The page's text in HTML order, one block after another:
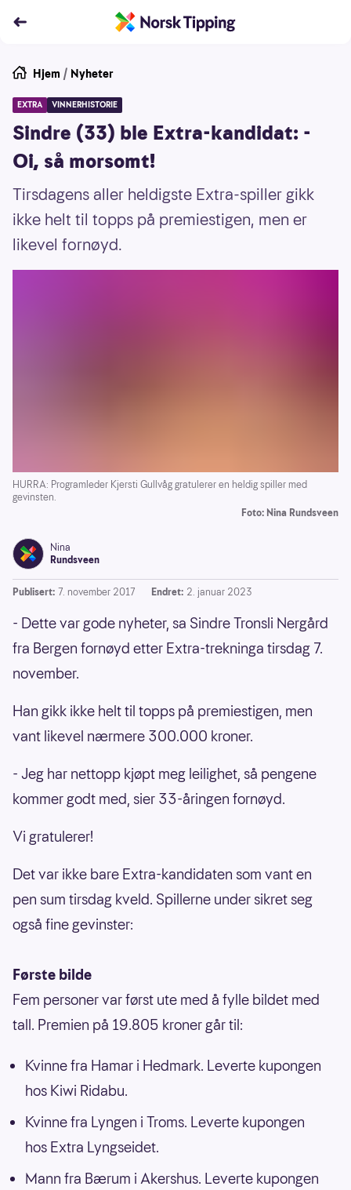
Hjem / Nyheter
EXTRA VINNERHISTORIE
Sindre (33) ble Extra-kandidat: -
Oi, så morsomt!
Tirsdagens aller heldigste Extra-spiller gikk
ikke helt til topps på premiestigen, men er
likevel fornøyd.
HURRA: Programleder Kjersti Gullvåg gratulerer en heldig spiller med
gevinsten.
Foto: Nina Rundsveen
Nina
Rundsveen
Publisert: 7. november 2017 Endret: 2. januar 2023
- Dette var gode nyheter, sa Sindre Tronsli Nergård
fra Bergen fornøyd etter Extra-trekninga tirsdag 7.
november.
Han gikk ikke helt til topps på premiestigen, men
vant likevel nærmere 300.000 kroner.
- Jeg har nettopp kjøpt meg leilighet, så pengene
kommer godt med, sier 33-åringen fornøyd.
Vi gratulerer!
Det var ikke bare Extra-kandidaten som vant en
pen sum tirsdag kveld. Spillerne under sikret seg
også fine gevinster:
Første bilde
Fem personer var først ute med å fylle bildet med
tall. Premien på 19.805 kroner går til:
Kvinne fra Hamar i Hedmark. Leverte kupongen
hos Kiwi Ridabu.
Kvinne fra Lyngen i Troms. Leverte kupongen
hos Extra Lyngseidet.
Mann fra Bærum i Akershus. Leverte kupongen